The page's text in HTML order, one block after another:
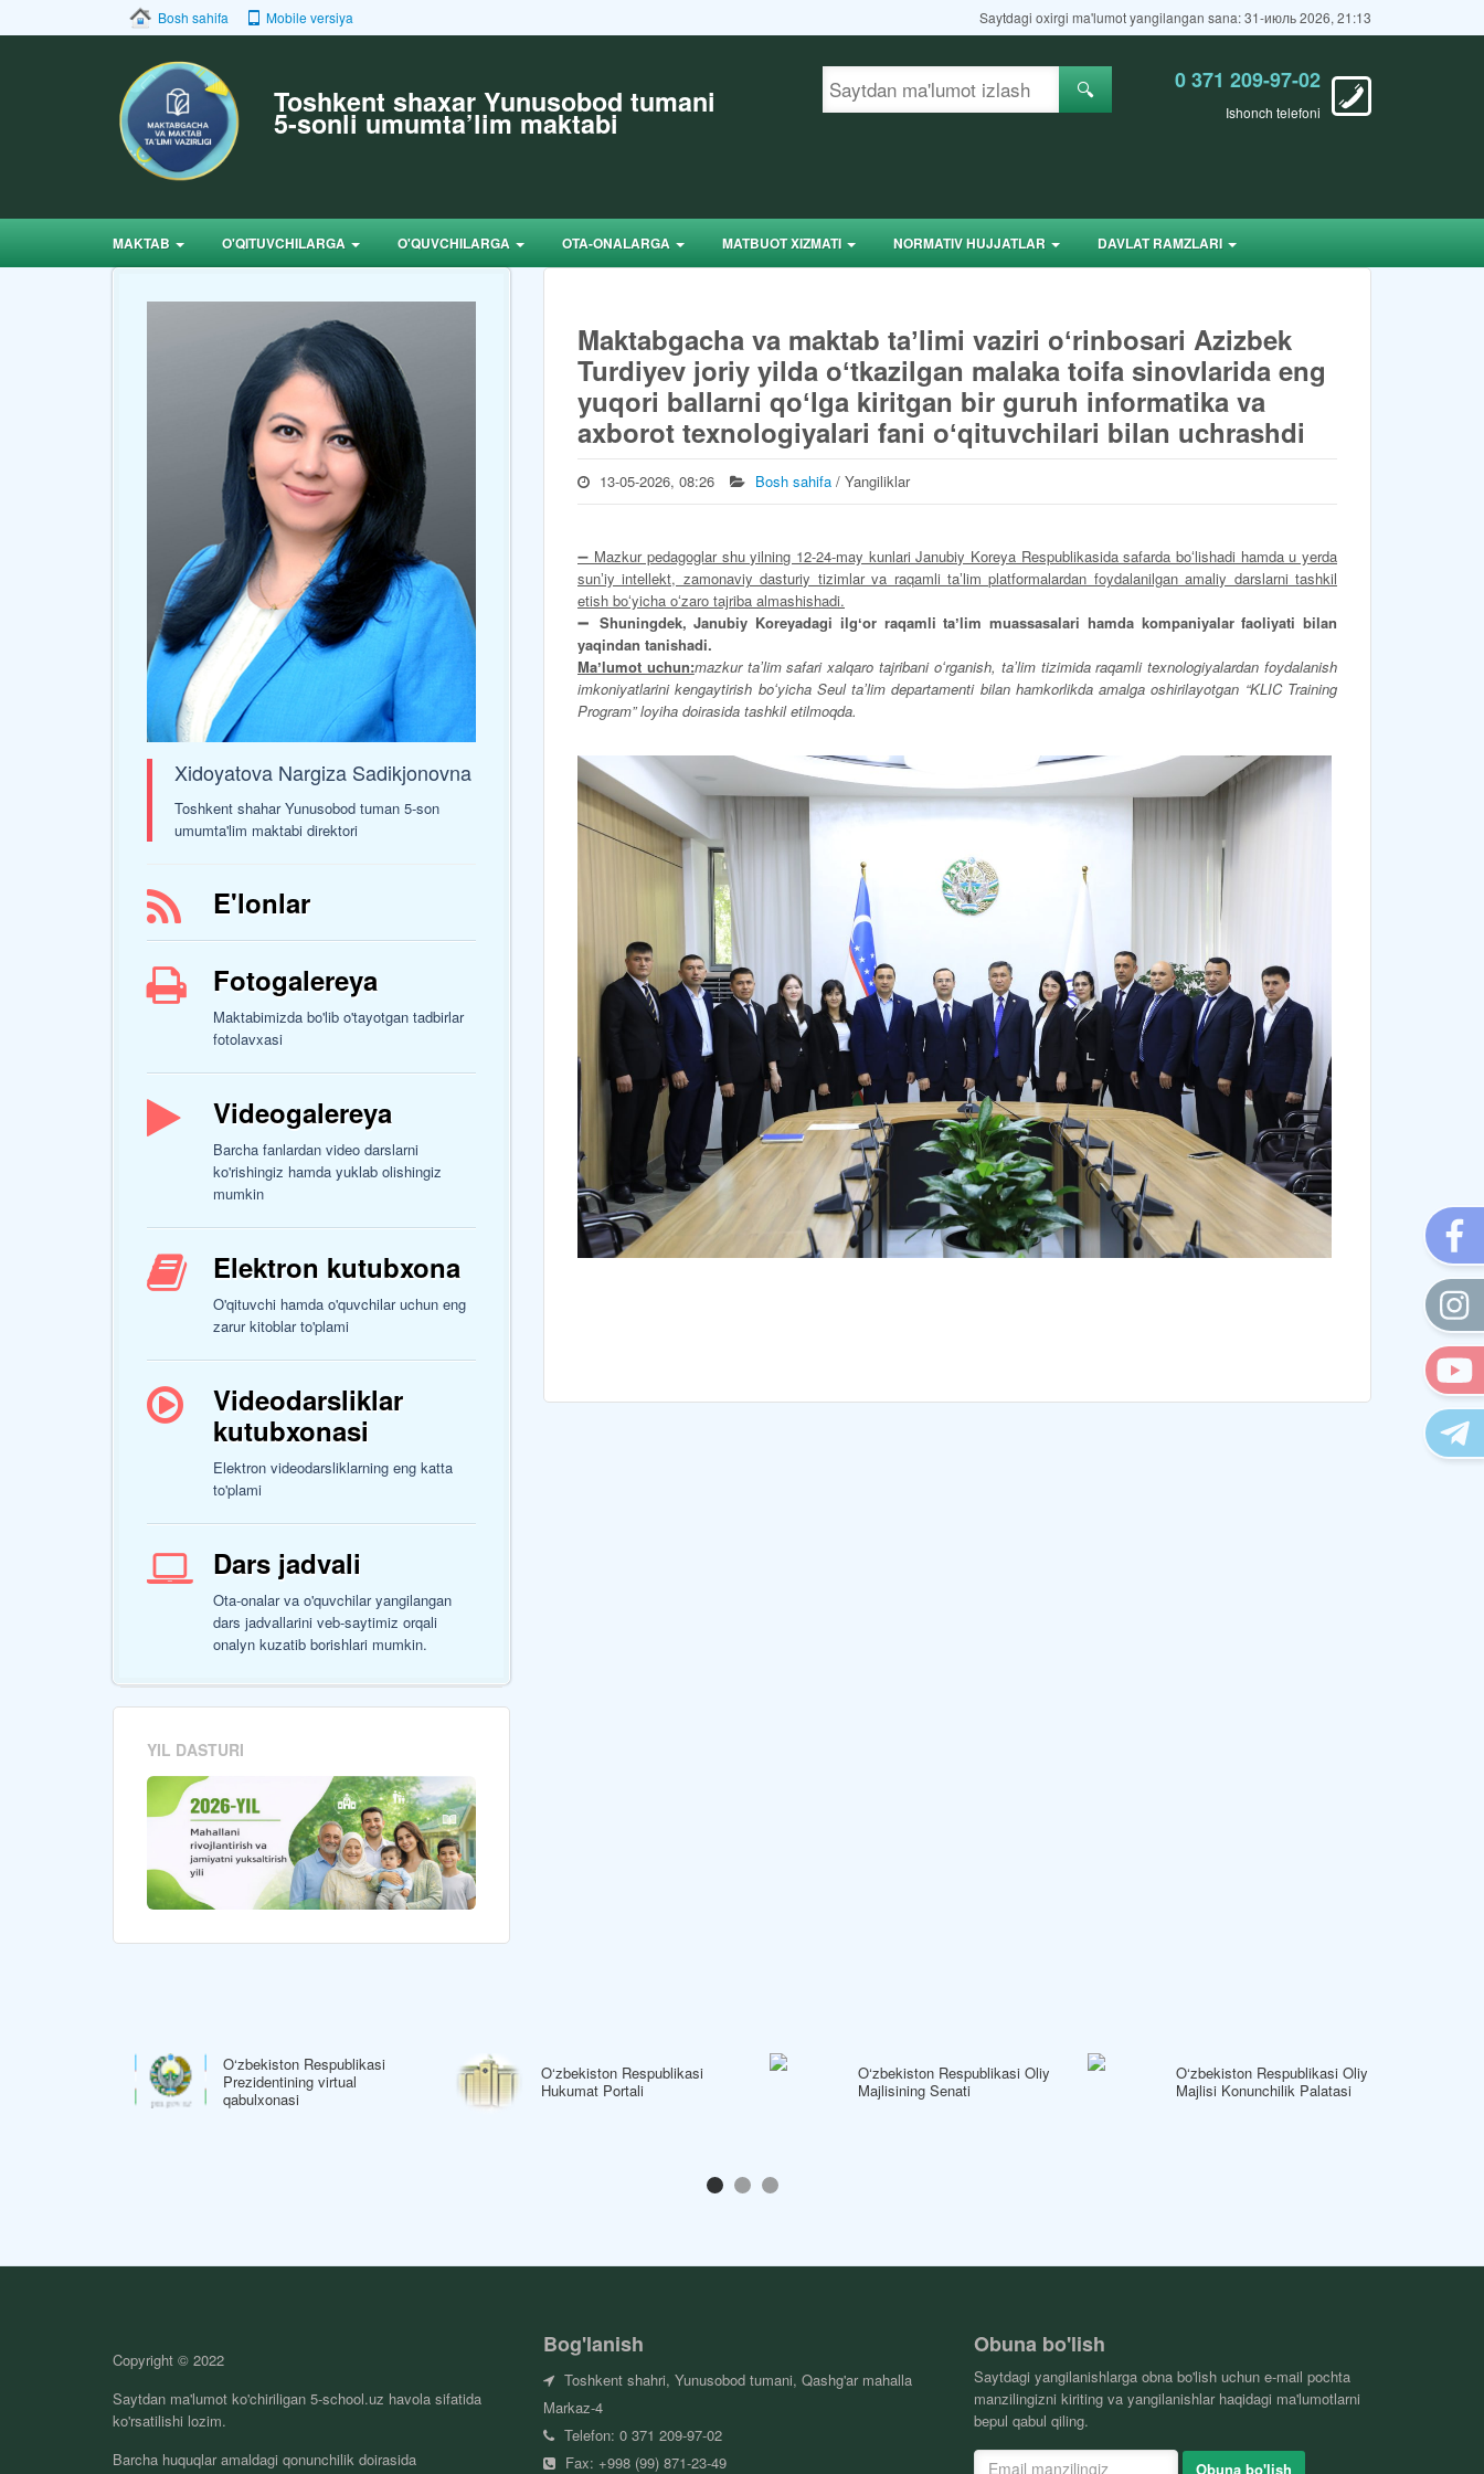
Saytdagi oxirgi ma'lumot yangilangan sana: 31-июль 2026, 21:13
Bosh sahifa Mobile versiya
Toshkent shaxar Yunusobod tumani
5-sonli umumta’lim maktabi
0 371 209-97-02
Ishonch telefoni
🔍
MAKTAB O'QITUVCHILARGA O'QUVCHILARGA OTA-ONALARGA MATBUOT XIZMATI NORMATIV HUJJATLAR DAVLAT RAMZLARI
Xidoyatova Nargiza Sadikjonovna
Toshkent shahar Yunusobod tuman 5-son
umumta'lim maktabi direktori
E'lonlar
Fotogalereya
Maktabimizda bo'lib o'tayotgan tadbirlar
fotolavxasi
Videogalereya
Barcha fanlardan video darslarni
ko'rishingiz hamda yuklab olishingiz
mumkin
Elektron kutubxona
O'qituvchi hamda o'quvchilar uchun eng
zarur kitoblar to'plami
Videodarsliklar
kutubxonasi
Elektron videodarsliklarning eng katta
to'plami
Dars jadvali
Ota-onalar va o'quvchilar yangilangan
dars jadvallarini veb-saytimiz orqali
onalyn kuzatib borishlari mumkin.
YIL DASTURI
Maktabgacha va maktab taʼlimi vaziri oʻrinbosari Azizbek
Turdiyev joriy yilda oʻtkazilgan malaka toifa sinovlarida eng
yuqori ballarni qoʻlga kiritgan bir guruh informatika va
axborot texnologiyalari fani oʻqituvchilari bilan uchrashdi
13-05-2026, 08:26 Bosh sahifa / Yangiliklar
➖ Mazkur pedagoglar shu yilning 12-24-may kunlari Janubiy Koreya Respublikasida safarda boʻlishadi hamda u yerda
sunʼiy intellekt, zamonaviy dasturiy tizimlar va raqamli taʼlim platformalardan foydalanilgan amaliy darslarni tashkil
etish boʻyicha oʻzaro tajriba almashishadi.
➖ Shuningdek, Janubiy Koreyadagi ilgʻor raqamli taʼlim muassasalari hamda kompaniyalar faoliyati bilan
yaqindan tanishadi.
Maʼlumot uchun:mazkur taʼlim safari xalqaro tajribani oʻrganish, taʼlim tizimida raqamli texnologiyalardan foydalanish
imkoniyatlarini kengaytirish boʻyicha Seul taʼlim departamenti bilan hamkorlikda amalga oshirilayotgan “KLIC Training
Program” loyiha doirasida tashkil etilmoqda.
O‘zbekiston Respublikasi
Prezidentining virtual
qabulxonasi
O‘zbekiston Respublikasi
Hukumat Portali
O‘zbekiston Respublikasi Oliy
Majlisining Senati
O‘zbekiston Respublikasi Oliy
Majlisi Konunchilik Palatasi
Copyright © 2022
Saytdan ma'lumot ko'chiriligan 5-school.uz havola sifatida
ko'rsatilishi lozim.
Barcha huquqlar amaldagi qonunchilik doirasida
Bog'lanish
Toshkent shahri, Yunusobod tumani, Qashg'ar mahalla
Markaz-4
Telefon: 0 371 209-97-02
Fax: +998 (99) 871-23-49
Obuna bo'lish
Saytdagi yangilanishlarga obna bo'lish uchun e-mail pochta
manzilingizni kiriting va yangilanishlar haqidagi ma'lumotlarni
bepul qabul qiling.
Obuna bo'lish